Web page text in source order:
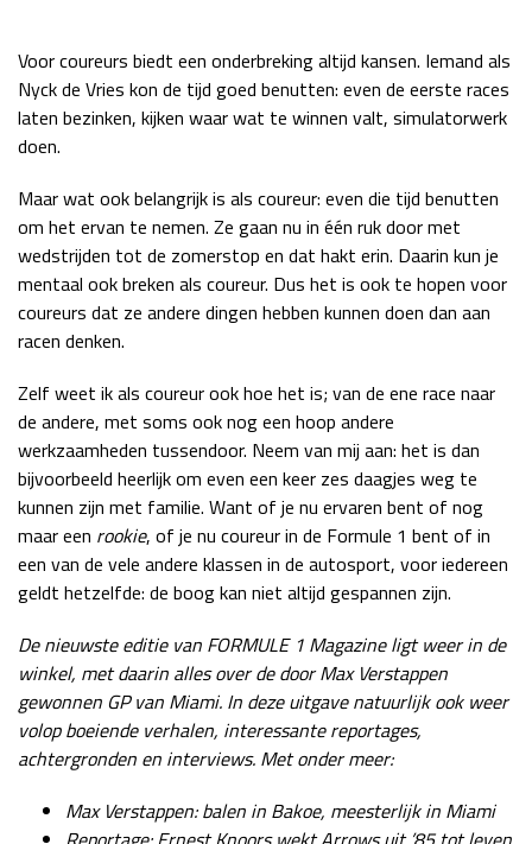
Voor coureurs biedt een onderbreking altijd kansen. Iemand als
Nyck de Vries kon de tijd goed benutten: even de eerste races
laten bezinken, kijken waar wat te winnen valt, simulatorwerk
doen.
Maar wat ook belangrijk is als coureur: even die tijd benutten
om het ervan te nemen. Ze gaan nu in één ruk door met
wedstrijden tot de zomerstop en dat hakt erin. Daarin kun je
mentaal ook breken als coureur. Dus het is ook te hopen voor
coureurs dat ze andere dingen hebben kunnen doen dan aan
racen denken.
Zelf weet ik als coureur ook hoe het is; van de ene race naar
de andere, met soms ook nog een hoop andere
werkzaamheden tussendoor. Neem van mij aan: het is dan
bijvoorbeeld heerlijk om even een keer zes daagjes weg te
kunnen zijn met familie. Want of je nu ervaren bent of nog
maar een rookie, of je nu coureur in de Formule 1 bent of in
een van de vele andere klassen in de autosport, voor iedereen
geldt hetzelfde: de boog kan niet altijd gespannen zijn.
De nieuwste editie van FORMULE 1 Magazine ligt weer in de
winkel, met daarin alles over de door Max Verstappen
gewonnen GP van Miami. In deze uitgave natuurlijk ook weer
volop boeiende verhalen, interessante reportages,
achtergronden en interviews. Met onder meer:
Max Verstappen: balen in Bakoe, meesterlijk in Miami